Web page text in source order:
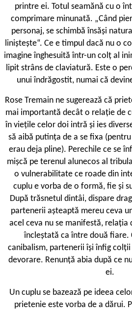
printre ei. Totul seamănă cu o
comprimare minunată. „Când
personaj, se schimbă însăși
liniștește“. Ce e timpul dacă nu o
imagine înghesuită într-un colț al
lipit strâns de claviatură. Este o
unui îndrăgostit, numai că
Rose Tremain ne sugerează că
mai importantă decât o relație de
în viețile celor doi intră și ies
să aibă putința de a se fixa
erau deja pline). Perechile ce se
mișcă pe terenul alunecos al
o vulnerabilitate ce roade din
cuplu e vorba de o formă, fie și
După trăsnetul dintâi, dispare
partenerii așteaptă mereu ceva
acel ceva nu se manifestă, relația
încleștată ca între două fiare.
canibalism, partenerii își înfig
devorare. Renunță abia după ce
ei.
Un cuplu se bazează pe ideea
prietenie este vorba de a dărui.